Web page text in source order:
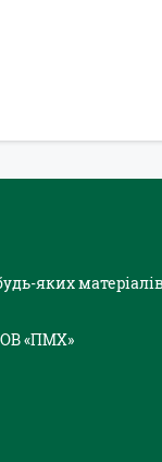
яких
«ПМХ»